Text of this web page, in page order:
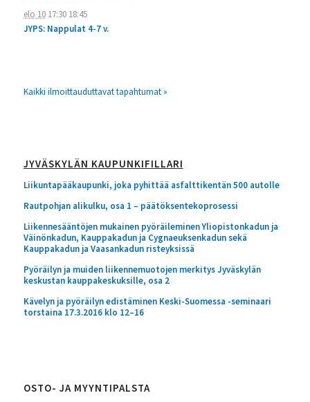
elo 1017:30 18:45
JYPS: Nappulat 4-7 v.
Kaikki ilmoittauduttavat tapahtumat »
JYVÄSKYLÄN KAUPUNKIFILLARI
Liikuntapääkaupunki, joka pyhittää asfalttikentän 500 autolle
Rautpohjan alikulku, osa 1 – päätöksentekoprosessi
Liikennesääntöjen mukainen pyöräileminen Yliopistonkadun ja
Väinönkadun, Kauppakadun ja Cygnaeuksenkadun sekä
Kauppakadun ja Vaasankadun risteyksissä
Pyöräilyn ja muiden liikennemuotojen merkitys Jyväskylän
keskustan kauppakeskuksille, osa 2
Kävelyn ja pyöräilyn edistäminen Keski-Suomessa -seminaari
torstaina 17.3.2016 klo 12–16
OSTO- JA MYYNTIPALSTA